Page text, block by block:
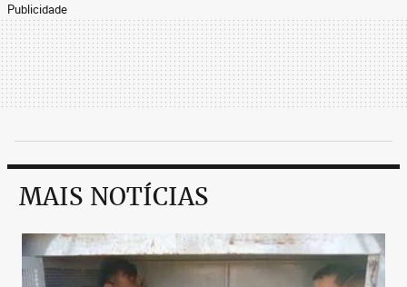
ENTRAR
E-MAIL/MATRICULA
Publicidade